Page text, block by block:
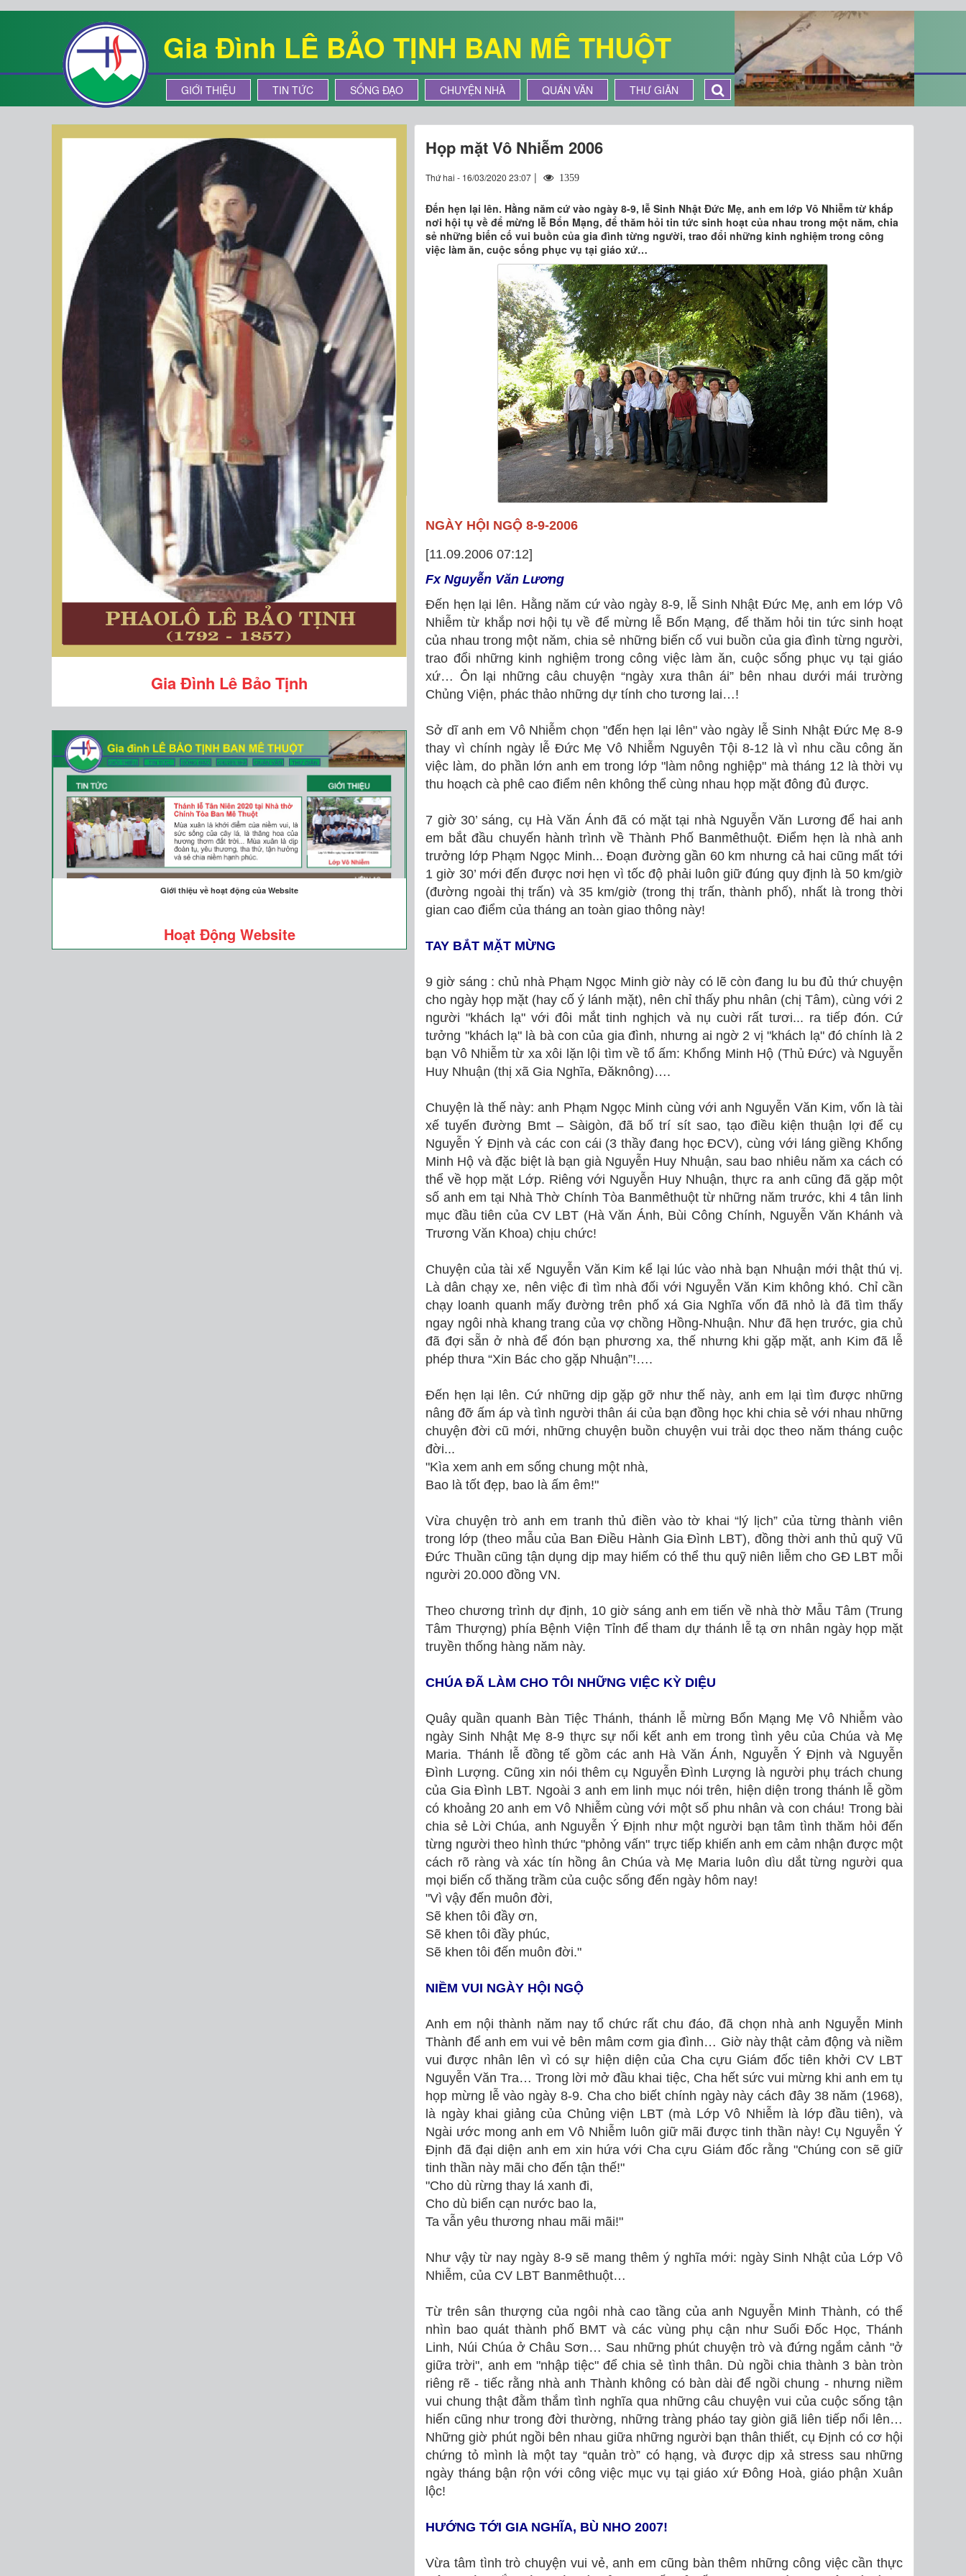
Gia Đình LÊ BẢO TỊNH BAN MÊ THUỘT
GIỚI THIỆU TIN TỨC SỐNG ĐẠO CHUYỆN NHÀ QUÁN VĂN THƯ GIÃN
Họp mặt Vô Nhiễm 2006
Thứ hai - 16/03/2020 23:07 | 1359
Đến hẹn lại lên. Hằng năm cứ vào ngày 8-9, lễ Sinh Nhật Đức Mẹ, anh em lớp Vô Nhiễm từ khắp
nơi hội tụ về để mừng lễ Bổn Mạng, để thăm hỏi tin tức sinh hoạt của nhau trong một năm, chia
sẻ những biến cố vui buồn của gia đình từng người, trao đổi những kinh nghiệm trong công
việc làm ăn, cuộc sống phục vụ tại giáo xứ…
NGÀY HỘI NGỘ 8-9-2006
[11.09.2006 07:12]
Fx Nguyễn Văn Lương
Đến hẹn lại lên. Hằng năm cứ vào ngày 8-9, lễ Sinh Nhật Đức Mẹ, anh em lớp Vô
Nhiễm từ khắp nơi hội tụ về để mừng lễ Bổn Mạng, để thăm hỏi tin tức sinh hoạt
của nhau trong một năm, chia sẻ những biến cố vui buồn của gia đình từng người,
trao đổi những kinh nghiệm trong công việc làm ăn, cuộc sống phục vụ tại giáo
xứ… Ôn lại những câu chuyện “ngày xưa thân ái” bên nhau dưới mái trường
Chủng Viện, phác thảo những dự tính cho tương lai…!
Sở dĩ anh em Vô Nhiễm chọn "đến hẹn lại lên" vào ngày lễ Sinh Nhật Ðức Mẹ 8-9
thay vì chính ngày lễ Ðức Mẹ Vô Nhiễm Nguyên Tội 8-12 là vì nhu cầu công ăn
việc làm, do phần lớn anh em trong lớp "làm nông nghiệp" mà tháng 12 là thời vụ
thu hoạch cà phê cao điểm nên không thể cùng nhau họp mặt đông đủ được.
7 giờ 30’ sáng, cụ Hà Văn Ánh đã có mặt tại nhà Nguyễn Văn Lương để hai anh
em bắt đầu chuyến hành trình về Thành Phố Banmêthuột. Ðiểm hẹn là nhà anh
trưởng lớp Phạm Ngọc Minh... Đoạn đường gần 60 km nhưng cả hai cũng mất tới
1 giờ 30’ mới đến được nơi hẹn vì tốc độ phải luôn giữ đúng quy định là 50 km/giờ
(đường ngoài thị trấn) và 35 km/giờ (trong thị trấn, thành phố), nhất là trong thời
gian cao điểm của tháng an toàn giao thông này!
TAY BẮT MẶT MỪNG
9 giờ sáng : chủ nhà Phạm Ngọc Minh giờ này có lẽ còn đang lu bu đủ thứ chuyện
cho ngày họp mặt (hay cố ý lánh mặt), nên chỉ thấy phu nhân (chị Tâm), cùng với 2
người "khách lạ" với đôi mắt tinh nghịch và nụ cuời rất tươi... ra tiếp đón. Cứ
tưởng "khách lạ" là bà con của gia đình, nhưng ai ngờ 2 vị "khách lạ" đó chính là 2
bạn Vô Nhiễm từ xa xôi lặn lội tìm về tổ ấm: Khổng Minh Hộ (Thủ Đức) và Nguyễn
Huy Nhuận (thị xã Gia Nghĩa, Đăknông)….
Chuyện là thế này: anh Phạm Ngọc Minh cùng với anh Nguyễn Văn Kim, vốn là tài
xế tuyến đường Bmt – Sàigòn, đã bố trí sít sao, tạo điều kiện thuận lợi để cụ
Nguyễn Ý Định và các con cái (3 thầy đang học ĐCV), cùng với láng giềng Khổng
Minh Hộ và đặc biệt là bạn già Nguyễn Huy Nhuận, sau bao nhiêu năm xa cách có
thể về họp mặt Lớp. Riêng với Nguyễn Huy Nhuận, thực ra anh cũng đã gặp một
số anh em tại Nhà Thờ Chính Tòa Banmêthuột từ những năm trước, khi 4 tân linh
mục đầu tiên của CV LBT (Hà Văn Ánh, Bùi Công Chính, Nguyễn Văn Khánh và
Trương Văn Khoa) chịu chức!
Chuyện của tài xế Nguyễn Văn Kim kể lại lúc vào nhà bạn Nhuận mới thật thú vị.
Là dân chạy xe, nên việc đi tìm nhà đối với Nguyễn Văn Kim không khó. Chỉ cần
chạy loanh quanh mấy đường trên phố xá Gia Nghĩa vốn đã nhỏ là đã tìm thấy
ngay ngôi nhà khang trang của vợ chồng Hồng-Nhuận. Như đã hẹn trước, gia chủ
đã đợi sẵn ở nhà để đón bạn phương xa, thế nhưng khi gặp mặt, anh Kim đã lễ
phép thưa “Xin Bác cho gặp Nhuận”!….
Đến hẹn lại lên. Cứ những dịp gặp gỡ như thế này, anh em lại tìm được những
nâng đỡ ấm áp và tình người thân ái của bạn đồng học khi chia sẻ với nhau những
chuyện đời cũ mới, những chuyện buồn chuyện vui trải dọc theo năm tháng cuộc
đời...
"Kìa xem anh em sống chung một nhà,
Bao là tốt đẹp, bao là ấm êm!"
Vừa chuyện trò anh em tranh thủ điền vào tờ khai “lý lịch” của từng thành viên
trong lớp (theo mẫu của Ban Ðiều Hành Gia Ðình LBT), đồng thời anh thủ quỹ Vũ
Đức Thuần cũng tận dụng dịp may hiếm có thể thu quỹ niên liễm cho GÐ LBT mỗi
người 20.000 đồng VN.
Theo chương trình dự định, 10 giờ sáng anh em tiến về nhà thờ Mẫu Tâm (Trung
Tâm Thượng) phía Bệnh Viện Tỉnh để tham dự thánh lễ tạ ơn nhân ngày họp mặt
truyền thống hàng năm này.
CHÚA ĐÃ LÀM CHO TÔI NHỮNG VIỆC KỲ DIỆU
Quây quần quanh Bàn Tiệc Thánh, thánh lễ mừng Bổn Mạng Mẹ Vô Nhiễm vào
ngày Sinh Nhật Mẹ 8-9 thực sự nối kết anh em trong tình yêu của Chúa và Mẹ
Maria. Thánh lễ đồng tế gồm các anh Hà Văn Ánh, Nguyễn Ý Định và Nguyễn
Ðình Lượng. Cũng xin nói thêm cụ Nguyễn Ðình Lượng là người phụ trách chung
của Gia Ðình LBT. Ngoài 3 anh em linh mục nói trên, hiện diện trong thánh lễ gồm
có khoảng 20 anh em Vô Nhiễm cùng với một số phu nhân và con cháu! Trong bài
chia sẻ Lời Chúa, anh Nguyễn Ý Định như một người bạn tâm tình thăm hỏi đến
từng người theo hình thức "phỏng vấn" trực tiếp khiến anh em cảm nhận được một
cách rõ ràng và xác tín hồng ân Chúa và Mẹ Maria luôn dìu dắt từng người qua
mọi biến cố thăng trầm của cuộc sống đến ngày hôm nay!
"Vì vậy đến muôn đời,
Sẽ khen tôi đầy ơn,
Sẽ khen tôi đầy phúc,
Sẽ khen tôi đến muôn đời."
NIỀM VUI NGÀY HỘI NGỘ
Anh em nội thành năm nay tổ chức rất chu đáo, đã chọn nhà anh Nguyễn Minh
Thành để anh em vui vẻ bên mâm cơm gia đình… Giờ này thật cảm động và niềm
vui được nhân lên vì có sự hiện diện của Cha cựu Giám đốc tiên khởi CV LBT
Nguyễn Văn Tra… Trong lời mở đầu khai tiệc, Cha hết sức vui mừng khi anh em tụ
họp mừng lễ vào ngày 8-9. Cha cho biết chính ngày này cách đây 38 năm (1968),
là ngày khai giảng của Chủng viện LBT (mà Lớp Vô Nhiễm là lớp đầu tiên), và
Ngài ước mong anh em Vô Nhiễm luôn giữ mãi được tinh thần này! Cụ Nguyễn Ý
Định đã đại diện anh em xin hứa với Cha cựu Giám đốc rằng "Chúng con sẽ giữ
tinh thần này mãi cho đến tận thế!"
"Cho dù rừng thay lá xanh đi,
Cho dù biển cạn nước bao la,
Ta vẫn yêu thương nhau mãi mãi!"
Như vậy từ nay ngày 8-9 sẽ mang thêm ý nghĩa mới: ngày Sinh Nhật của Lớp Vô
Nhiễm, của CV LBT Banmêthuột…
Từ trên sân thượng của ngôi nhà cao tầng của anh Nguyễn Minh Thành, có thể
nhìn bao quát thành phố BMT và các vùng phụ cận như Suối Đốc Học, Thánh
Linh, Núi Chúa ở Châu Sơn… Sau những phút chuyện trò và đứng ngắm cảnh "ở
giữa trời", anh em "nhập tiệc" để chia sẻ tình thân. Dù ngồi chia thành 3 bàn tròn
riêng rẽ - tiếc rằng nhà anh Thành không có bàn dài để ngồi chung - nhưng niềm
vui chung thật đằm thắm tình nghĩa qua những câu chuyện vui của cuộc sống tận
hiến cũng như trong đời thường, những tràng pháo tay giòn giã liên tiếp nổi lên…
Những giờ phút ngồi bên nhau giữa những người bạn thân thiết, cụ Định có cơ hội
chứng tỏ mình là một tay “quản trò” có hạng, và được dịp xả stress sau những
ngày tháng bận rộn với công việc mục vụ tại giáo xứ Đông Hoà, giáo phận Xuân
lộc!
HƯỚNG TỚI GIA NGHĨA, BÙ NHO 2007!
Vừa tâm tình trò chuyện vui vẻ, anh em cũng bàn thêm những công việc cần thực
Gia Đình Lê Bảo Tịnh
Giới thiệu về hoạt động của Website
Hoạt Động Website